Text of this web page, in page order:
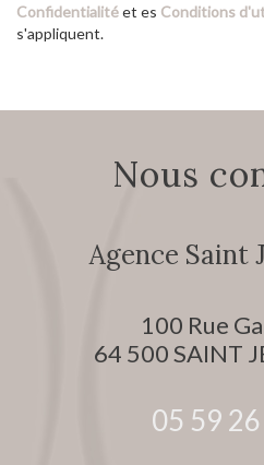
Confidentialitéet es Conditions
s'appliquent.
nous
Agence Saint
100 Rue
64 500SAINT
05 59